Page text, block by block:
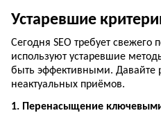
Устаревшие
Сегодня SEO требует
используют устаревшие
быть эффективными. Давайте
неактуальных приёмов.
1. Перенасыщение